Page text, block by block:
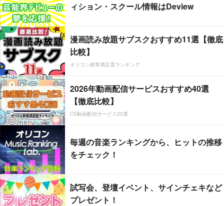
ィション・スクール情報はDeview
漫画読み放題サブスクおすすめ11選【徹底
比較】
オリコン顧客満足度ランキング
2026年動画配信サービスおすすめ40選
【徹底比較】
CS動画配信サービス20選
毎週の音楽ランキングから、ヒットの推移
をチェック！
試写会、登壇イベント、サインチェキなど
プレゼント！